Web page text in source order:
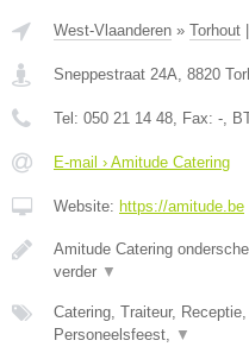
West-Vlaanderen » Torhout |
Sneppestraat 24A 8820
Tel: 050 21 14 48 , Fax: - ,
E-mail › Amitude Catering
Website: https://amitude.be
Amitude Catering
verder ▼
Catering, Traiteur,
Personeelsfeest,
▼